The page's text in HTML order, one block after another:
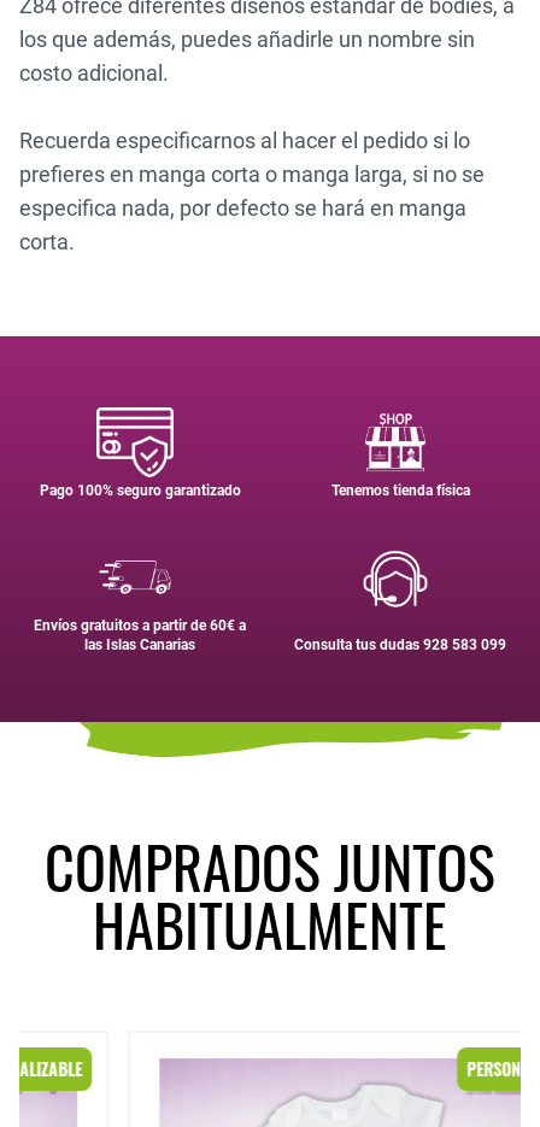
Z84ofrece diferentes diseños estándar de bodies, a
los que además, puedes añadirle un nombre sin
costo adicional.
Recuerda especificarnos al hacer el pedido si lo
prefieres en manga corta o manga larga, si no se
especifica nada, por defecto se hará en manga
corta.
Pago 100% seguro garantizado Tenemos tienda física
Envíos gratuitos a partir de 60€ a
las Islas Canarias
Consulta tus dudas 928 583 099
COMPRADOS JUNTOS
HABITUALMENTE
PERSONALIZABLE
Body modelo "La abuela estuvo aquí"